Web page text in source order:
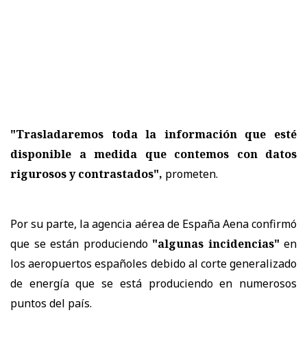
"Trasladaremos toda la información que esté
disponible a medida que contemos con datos
rigurosos y contrastados", prometen.
Por su parte, la agencia aérea de España Aena confirmó
que se están produciendo "algunas incidencias" en
los aeropuertos españoles debido al corte generalizado
de energía que se está produciendo en numerosos
puntos del país.